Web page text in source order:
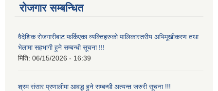
रोजगार सम्बन्धित
वैदेशिक रोजगारीबाट फर्किएका व्यक्तिहरुको पालिकास्तरीय अभिमूखीकरण तथा
भेलामा सहभागी हुने सम्बन्धी सूचना !!!
मिति: 06/15/2026 - 16:39
श्रम संसार प्रणालीमा आवद्ध हुने सम्बन्धी अत्यन्त जरुरी सूचना !!!